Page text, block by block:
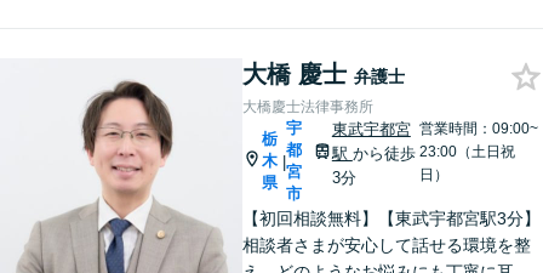
大橋 慶士 弁護士
大橋慶士法律事務所
栃
木
県
|
宇
都
宮
市
東武宇都宮
駅 から徒歩
3分
営業時間：09:00~
23:00（土日祝
日）
【初回相談無料】【東武宇都宮駅3分】
相談者さまが安心して話せる環境を整